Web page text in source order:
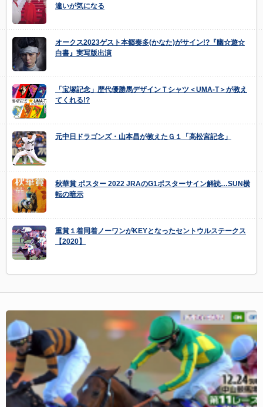
違いが気になる
オークス2023ゲスト本郷奏多(かなた)がサイン!?『幽☆遊☆
白書』実写版出演
「宝塚記念」歴代優勝馬デザインＴシャツ＜UMA-T＞が教え
てくれる!?
元中日ドラゴンズ・山本昌が教えたＧ１「高松宮記念」
秋華賞 ポスター 2022 JRAのG1ポスターサイン解読…SUN横
転の暗示
重賞１着同着ノーワンがKEYとなったセントウルステークス
【2020】